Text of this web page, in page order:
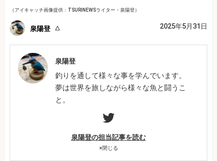
（アイキャッチ画像提供：TSURINEWSライター・泉陽登）
泉陽登 2025年5月31日
泉陽登
釣りを通して様々な事を学んでいます。
夢は世界を旅しながら様々な魚と闘うこ
と。
泉陽登の担当記事を読む
×閉じる